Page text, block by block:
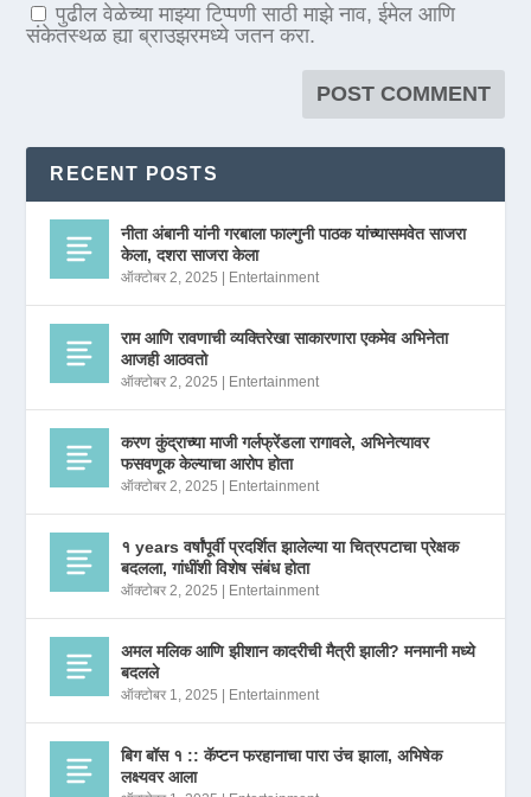
पुढील वेळेच्या माझ्या टिप्पणी साठी माझे नाव, ईमेल आणि
संकेतस्थळ ह्या ब्राउझरमध्ये जतन करा.
RECENT POSTS
नीता अंबानी यांनी गरबाला फाल्गुनी पाठक यांच्यासमवेत साजरा
केला, दशरा साजरा केला
ऑक्टोबर 2, 2025 | Entertainment
राम आणि रावणाची व्यक्तिरेखा साकारणारा एकमेव अभिनेता
आजही आठवतो
ऑक्टोबर 2, 2025 | Entertainment
करण कुंद्राच्या माजी गर्लफ्रेंडला रागावले, अभिनेत्यावर
फसवणूक केल्याचा आरोप होता
ऑक्टोबर 2, 2025 | Entertainment
१ years वर्षांपूर्वी प्रदर्शित झालेल्या या चित्रपटाचा प्रेक्षक
बदलला, गांधींशी विशेष संबंध होता
ऑक्टोबर 2, 2025 | Entertainment
अमल मलिक आणि झीशान कादरीची मैत्री झाली? मनमानी मध्ये
बदलले
ऑक्टोबर 1, 2025 | Entertainment
बिग बॉस १ :: कॅप्टन फरहानाचा पारा उंच झाला, अभिषेक
लक्ष्यवर आला